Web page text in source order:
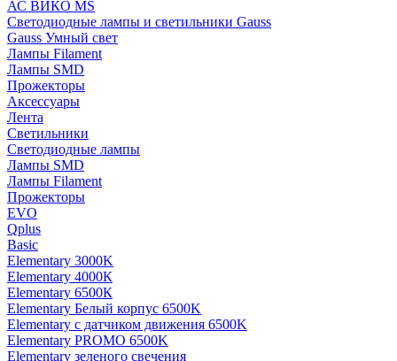
АС ВИКО MS
Светодиодные лампы и светильники Gauss
Gauss Умный свет
Лампы Filament
Лампы SMD
Прожекторы
Аксессуары
Лента
Светильники
Светодиодные лампы
Лампы SMD
Лампы Filament
Прожекторы
EVO
Qplus
Basic
Elementary 3000K
Elementary 4000К
Elementary 6500К
Elementary Белый корпус 6500K
Elementary с датчиком движения 6500K
Elementary PROMO 6500K
Elementary зеленого свечения